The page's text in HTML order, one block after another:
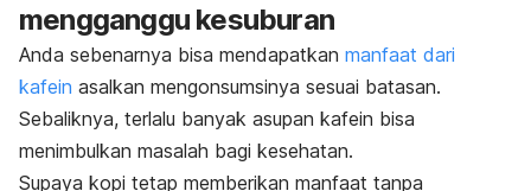
mengganggu kesuburan
Anda sebenarnya bisa mendapatkan manfaat dari
kafein asalkan mengonsumsinya sesuai batasan.
Sebaliknya, terlalu banyak asupan kafein bisa
menimbulkan masalah bagi kesehatan.
Supaya kopi tetap memberikan manfaat tanpa